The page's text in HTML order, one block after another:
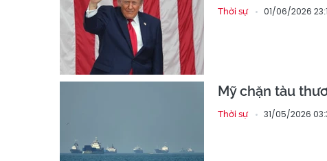
Thời sự 01/06/2026
Mỹ chặn tàu
Thời sự 31/05/2026